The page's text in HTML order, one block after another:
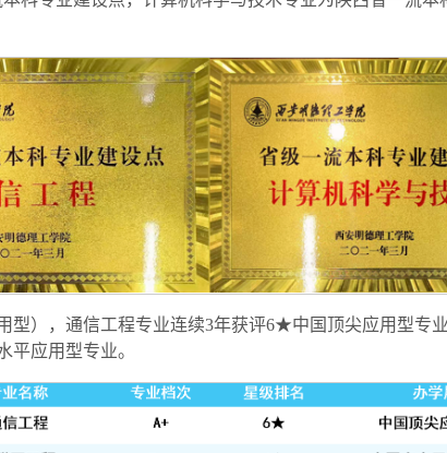
型），通信工程专业连续3年获评6★中国顶尖应用型专
应用型专业。